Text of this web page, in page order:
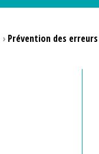
› Prévention des